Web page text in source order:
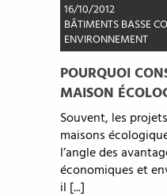
16/10/2012
BÂTIMENTS BASSE
ENVIRONNEMENT
POURQUOI
MAISON
Souvent, les
maisons
l’angle des
économiques et
il [...]